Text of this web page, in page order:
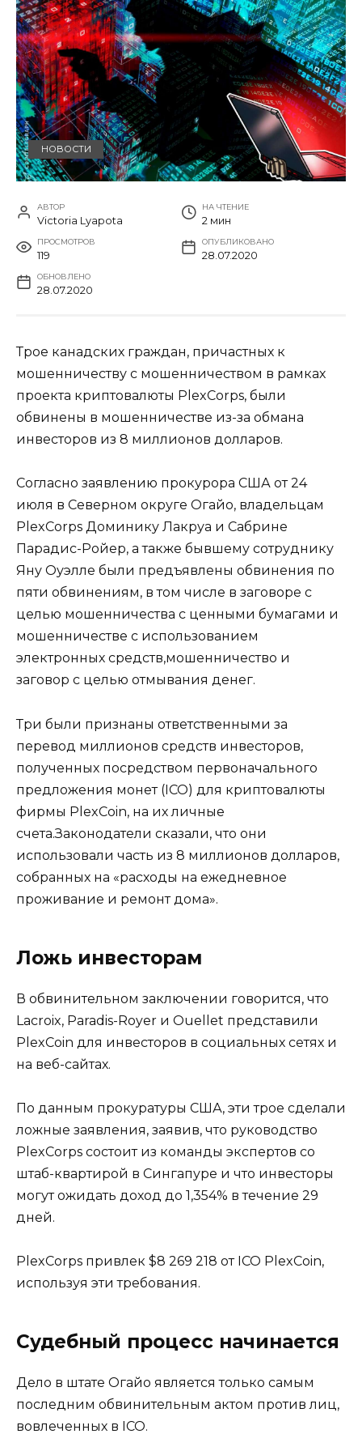
НОВОСТИ
АВТОР
Victoria Lyapota
НА ЧТЕНИЕ
2 мин
ПРОСМОТРОВ
119
ОПУБЛИКОВАНО
28.07.2020
ОБНОВЛЕНО
28.07.2020
Трое канадских граждан, причастных к
мошенничеству с мошенничеством в рамках
проекта криптовалюты PlexCorps, были
обвинены в мошенничестве из-за обмана
инвесторов из 8 миллионов долларов.
Согласно заявлению прокурора США от 24
июля в Северном округе Огайо, владельцам
PlexCorps Доминику Лакруа и Сабрине
Парадис-Ройер, а также бывшему сотруднику
Яну Оуэлле были предъявлены обвинения по
пяти обвинениям, в том числе в заговоре с
целью мошенничества с ценными бумагами и
мошенничестве с использованием
электронных средств,мошенничество и
заговор с целью отмывания денег.
Три были признаны ответственными за
перевод миллионов средств инвесторов,
полученных посредством первоначального
предложения монет (ICO) для криптовалюты
фирмы PlexCoin, на их личные
счета.Законодатели сказали, что они
использовали часть из 8 миллионов долларов,
собранных на «расходы на ежедневное
проживание и ремонт дома».
Ложь инвесторам
В обвинительном заключении говорится, что
Lacroix, Paradis-Royer и Ouellet представили
PlexCoin для инвесторов в социальных сетях и
на веб-сайтах.
По данным прокуратуры США, эти трое сделали
ложные заявления, заявив, что руководство
PlexCorps состоит из команды экспертов со
штаб-квартирой в Сингапуре и что инвесторы
могут ожидать доход до 1,354% в течение 29
дней.
PlexCorps привлек $8 269 218 от ICO PlexCoin,
используя эти требования.
Судебный процесс начинается
Дело в штате Огайо является только самым
последним обвинительным актом против лиц,
вовлеченных в ICO.